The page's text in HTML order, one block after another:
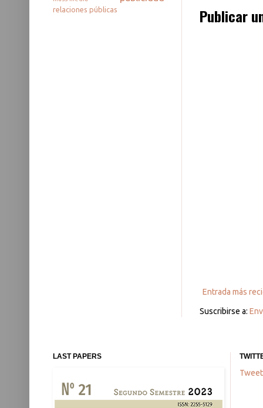
Publicar
Entrada más
Suscribirse a:
relaciones públicas
LAST PAPERS